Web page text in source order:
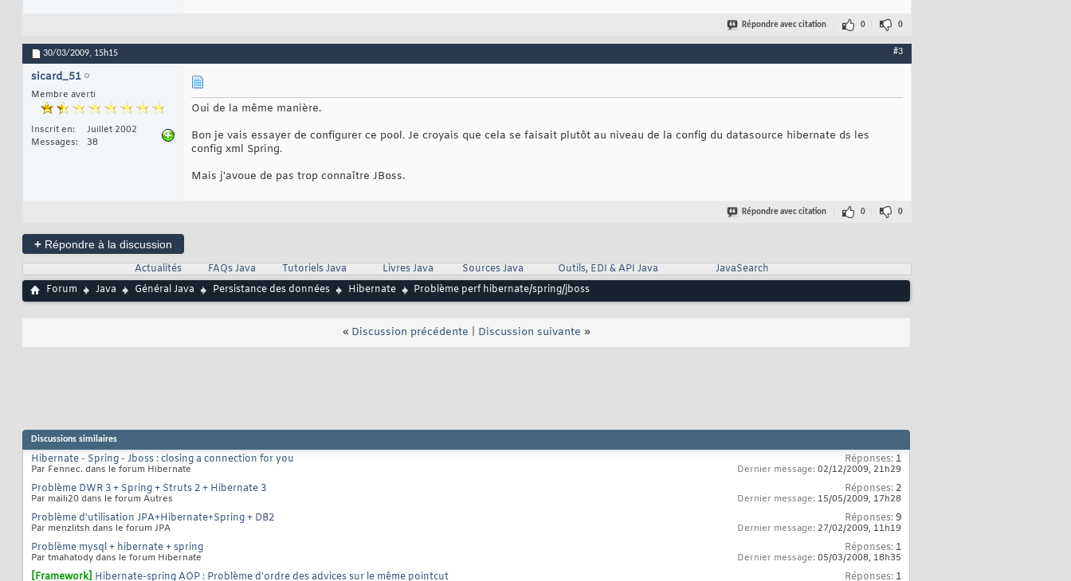
Répondre avec citation 0 0
30/03/2009, 15h15 #3
sicard_51
Membre averti
Inscrit en
Juillet 2002
Messages
38
Oui de la même manière.
Bon je vais essayer de configurer ce pool. Je croyais que cela se faisait plutôt au niveau de la config du datasource hibernate ds les
config xml Spring.
Mais j'avoue de pas trop connaître JBoss.
Répondre avec citation 0 0
+ Répondre à la discussion
Actualités
FAQs Java Tutoriels Java Livres Java Sources Java Outils, EDI & API Java
JavaSearch
Forum
Java Général Java Persistance des données Hibernate Problème perf hibernate/spring/jboss
« Discussion précédente Discussion suivante »
Discussions similaires
Hibernate - Spring - Jboss : closing a connection for you
Par Fennec. dans le forum Hibernate
Réponses: 1
Dernier message: 02/12/2009, 21h29
Problème DWR 3 + Spring + Struts 2 + Hibernate 3
Par maili20 dans le forum Autres
Réponses: 2
Dernier message: 15/05/2009, 17h28
Problème d'utilisation JPA+Hibernate+Spring + DB2
Par menzlitsh dans le forum JPA
Réponses:9
Dernier message: 27/02/2009, 11h19
Problème mysql + hibernate + spring
Par tmahatody dans le forum Hibernate
Réponses: 1
Dernier message: 05/03/2008, 18h35
[Framework] Hibernate-spring AOP : Problème d'ordre des advices sur le même pointcut Réponses: 1